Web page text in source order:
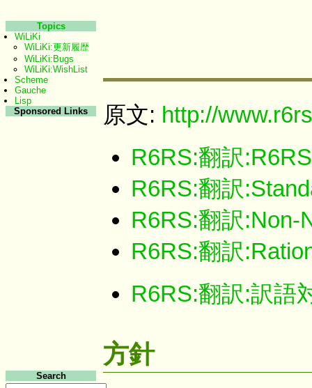
原文: http://
R6RS:翻訳:R6RS
R6RS:翻訳
R6RS:翻訳:Non-
R6RS:翻訳
R6RS:翻訳:訳語
方針
Topics
WiLiKi
WiLiKi:更新履歴
WiLiKi:Bugs
WiLiKi:WishList
Scheme
Gauche
Lisp
Sponsored Links
Search